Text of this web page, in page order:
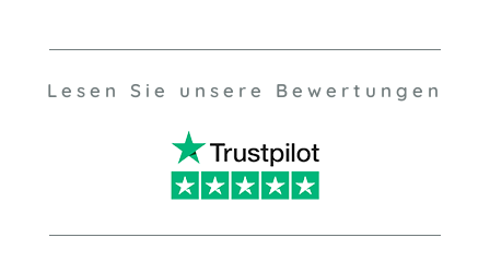
Lesen Sie unsere Bewertungen